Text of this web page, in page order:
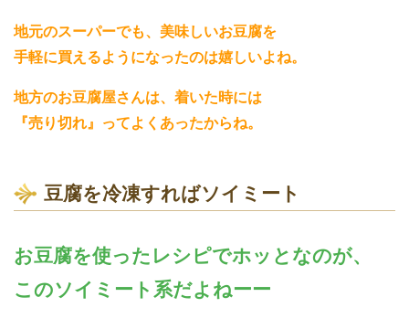
地元のスーパーでも、美味しいお豆腐を
手軽に買えるようになったのは嬉しいよね。
地方のお豆腐屋さんは、着いた時には
『売り切れ』ってよくあったからね。
豆腐を冷凍すればソイミート
お豆腐を使ったレシピでホッとなのが、
このソイミート系だよねーー